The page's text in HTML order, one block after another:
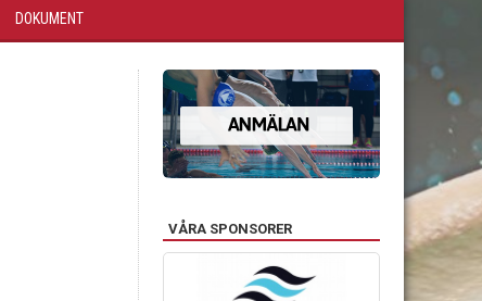
DOKUMENT
VÅRA SPONSORER